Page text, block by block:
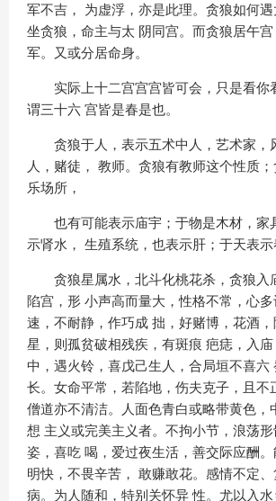
军不吉， 为虚浮，亦是此理。贪狼如何
坐贪狼，命主与太 阴同宫。而贪狼居午
军。又或分居命身。
实际上十二宫宫宫皆可会，只是看你
谓三十六 宫皆是春是也。
贪狼于人，表示五术中人，艺术家，
人，赌徒， 教师。贪狼有教师这个性质
乐场所，
也有可能表示庙宇；于物是木材，家
示肾水， 生殖系统，也表示肝；于天表示
贪狼星属水，北斗化桃花杀，贪狼入
陷宫，形 小声高而量大，性格不常，心
速，不耐静，作巧成 拙，好赌博，花酒
星，则孤贫破相残疾，有斑痕 疤痣，入
中，遇火铃，喜戊己生人，合局垣不喜六
长。女命平常，若陷地，伤夫克子，且不
僧道亦不清洁。人面色青白或略带黄色，
想 主义或完美主义者。不拘小节，浪荡
姿，喜吃 喝，爱过夜生活，善交际应酬
明快，不畏辛苦， 敢赚敢花。感情不定
病。为人随和，特别关怀异 性。尤以入